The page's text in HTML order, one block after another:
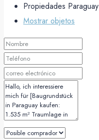
Propiedades Paraguay
Mostrar objetos